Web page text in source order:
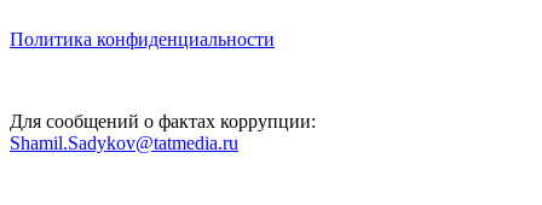
Политика конфиденциальности
Для сообщений о фактах коррупции:
Shamil.Sadykov@tatmedia.ru